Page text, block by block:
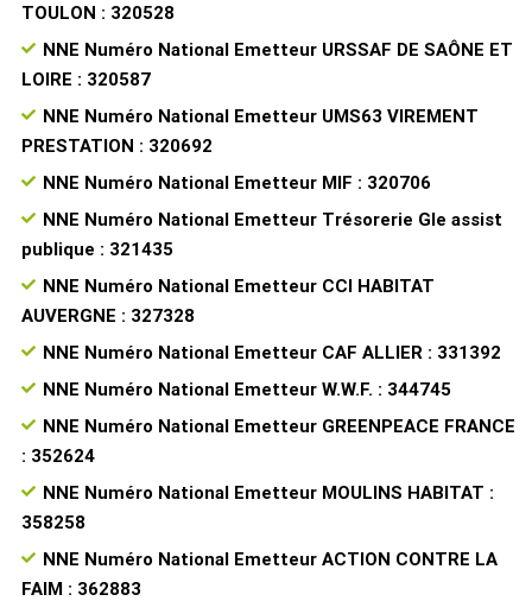
TOULON : 320528
NNE Numéro National Emetteur URSSAF DE SAÔNE ET
LOIRE : 320587
NNE Numéro National Emetteur UMS63 VIREMENT
PRESTATION : 320692
NNE Numéro National Emetteur MIF : 320706
NNE Numéro National Emetteur Trésorerie Gle assist
publique : 321435
NNE Numéro National Emetteur CCI HABITAT
AUVERGNE : 327328
NNE Numéro National Emetteur CAF ALLIER : 331392
NNE Numéro National Emetteur W.W.F. : 344745
NNE Numéro National Emetteur GREENPEACE FRANCE
: 352624
NNE Numéro National Emetteur MOULINS HABITAT :
358258
NNE Numéro National Emetteur ACTION CONTRE LA
FAIM : 362883